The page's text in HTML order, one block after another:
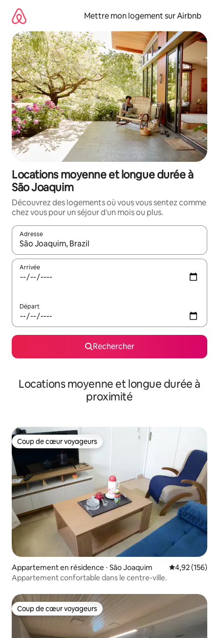
directement
contenu
Mettre mon logement sur Airbnb
Locations moyenne et longue durée à
São Joaquim
Découvrez des logements où vous vous sentez comme
chez vous pour un séjour d'un mois ou plus.
Adresse
Lorsque les résultats s'affichent, utilisez les flèches vers le
Arrivée
Départ
Rechercher
Locations moyenne et longue durée à
proximité
Coup de cœur voyageurs
Coup de cœur voyageurs
Appartement en résidence ⋅ São Joaquim Évaluation
4,92 (156)
Appartement confortable dans le centre-ville.
Coup de cœur voyageurs
Coup de cœur voyageurs